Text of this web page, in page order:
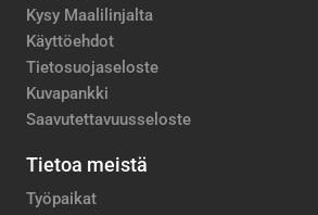
Kysy Maalilinjalta
Käyttöehdot
Tietosuojaseloste
Kuvapankki
Saavutettavuusseloste
Tietoa meistä
Työpaikat